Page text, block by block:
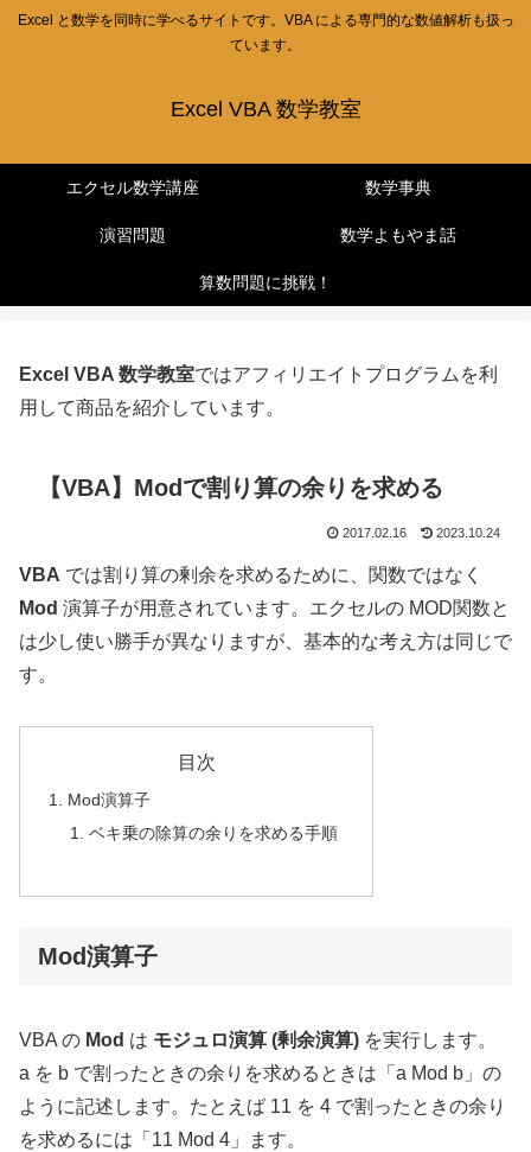
Excel と数学を同時に学べるサイトです。VBA による専門的な数値解析も扱っ
ています。
Excel VBA 数学教室
エクセル数学講座 数学事典
演習問題 数学よもやま話
算数問題に挑戦！
Excel VBA 数学教室ではアフィリエイトプログラムを利
用して商品を紹介しています。
【VBA】Modで割り算の余りを求める
2017.02.16 2023.10.24
VBA では割り算の剰余を求めるために、関数ではなく
Mod 演算子が用意されています。エクセルの MOD関数と
は少し使い勝手が異なりますが、基本的な考え方は同じで
す。
目次
Mod演算子
ベキ乗の除算の余りを求める手順
Mod演算子
VBA の Mod は モジュロ演算 (剰余演算) を実行します。
a を b で割ったときの余りを求めるときは「a Mod b」の
ように記述します。たとえば 11 を 4 で割ったときの余り
を求めるには「11 Mod 4」ます。